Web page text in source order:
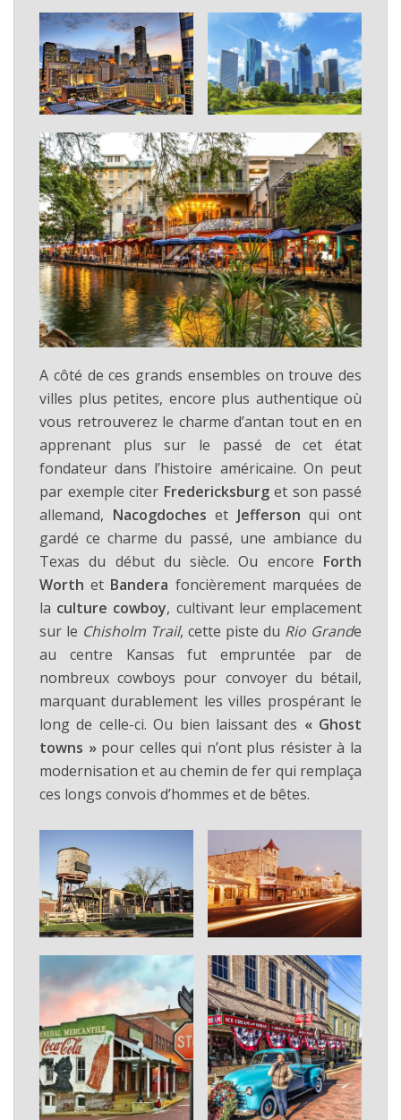
A côté de ces grands ensembles on trouve des
villes plus petites, encore plus authentique où
vous retrouverez le charme d’antan tout en en
apprenant plus sur le passé de cet état
fondateur dans l’histoire américaine. On peut
par exemple citer Fredericksburg et son passé
allemand, Nacogdocheset Jeffersonqui ont
gardé ce charme du passé, une ambiance du
Texas du début du siècle. Ou encore Forth
Worth et Bandera foncièrement marquées de
la culture cowboy, cultivant leur emplacement
sur le Chisholm Trail, cette piste du Rio Grande
au centre Kansas fut empruntée par de
nombreux cowboys pour convoyer du bétail,
marquant durablement les villes prospérant le
long de celle-ci. Ou bien laissant des « Ghost
towns » pour celles qui n’ont plus résister à la
modernisation et au chemin de fer qui remplaça
ces longs convois d’hommes et de bêtes.